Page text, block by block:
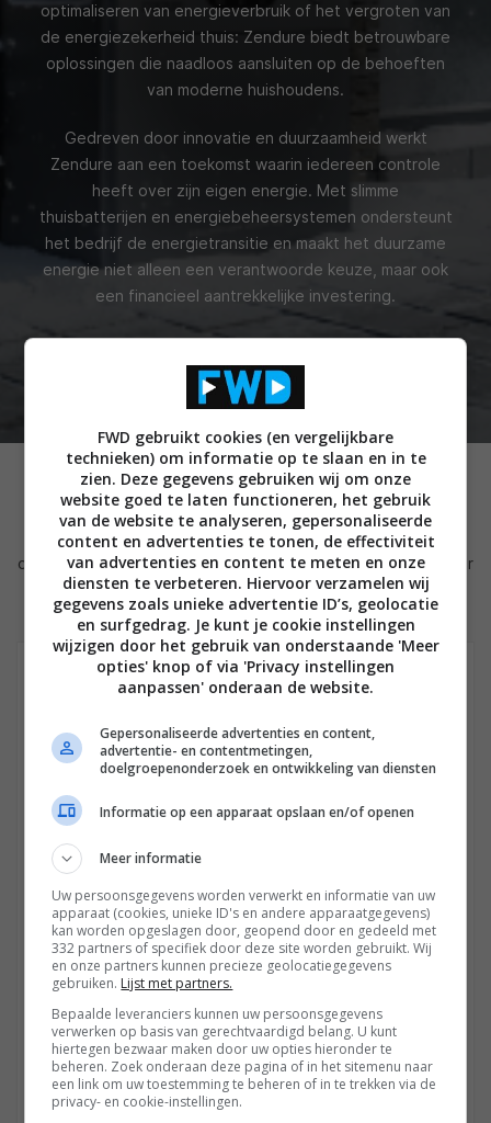
optimaliseren van energieverbruik of het vergroten van
de energiezekerheid thuis: Zendure biedt betrouwbare
oplossingen die naadloos aansluiten op de behoeften
van moderne huishoudens.
Gedreven door innovatie en duurzaamheid werkt
Zendure aan een toekomst waarin iedereen controle
heeft over zijn eigen energie. Met slimme
thuisbatterijen en energiebeheersystemen ondersteunt
het bedrijf de energietransitie en maakt het duurzame
energie niet alleen een verantwoorde keuze, maar ook
een financieel aantrekkelijke investering.
Zendure staat voor meer comfort, meer besparing en
meer energie-onafhankelijkheid – vandaag én in de
toekomst.
Artikelen over en met Zendure
De afgelopen maanden hebben we bij FWD tal van artikelen
over en in samenwerking met Zendure geschreven. Hieronder
vind je een selectie van deze artikelen
NIEUWS SMARTHOME ENERGIE 29 MEI 2026
laagdrempelige thuisbatterij naar
Nederlandse markt
Thuistest review round-up: Zendure
Zendure en MW Energie sluiten alliantie
voor Nederlandse thuisenergiemarkt
NIEUWS SMARTHOME 11 MEI 2026
beheer voor de thuisbatterij en
warmtepomp
NIEUWS SMARTHOME ENERGIE 22 APRIL 2026
Zendure introduceert drie
thuisaccusystemen in SolarFlow Mix-serie
FWD gebruikt cookies (en vergelijkbare
technieken) om informatie op te slaan en in te
zien. Deze gegevens gebruiken wij om onze
website goed te laten functioneren, het gebruik
van de website te analyseren, gepersonaliseerde
content en advertenties te tonen, de effectiviteit
van advertenties en content te meten en onze
diensten te verbeteren. Hiervoor verzamelen wij
gegevens zoals unieke advertentie ID’s, geolocatie
en surfgedrag. Je kunt je cookie instellingen
wijzigen door het gebruik van onderstaande 'Meer
opties' knop of via 'Privacy instellingen
aanpassen' onderaan de website.
Gepersonaliseerde advertenties en content,
advertentie- en contentmetingen,
doelgroepenonderzoek en ontwikkeling van diensten
Informatie op een apparaat opslaan en/of openen
Meer informatie
Uw persoonsgegevens worden verwerkt en informatie van uw
apparaat (cookies, unieke ID's en andere apparaatgegevens)
kan worden opgeslagen door, geopend door en gedeeld met
332 partners of specifiek door deze site worden gebruikt. Wij
en onze partners kunnen precieze geolocatiegegevens
gebruiken. Lijst met partners.
Bepaalde leveranciers kunnen uw persoonsgegevens
verwerken op basis van gerechtvaardigd belang. U kunt
hiertegen bezwaar maken door uw opties hieronder te
beheren. Zoek onderaan deze pagina of in het sitemenu naar
een link om uw toestemming te beheren of in te trekken via de
privacy- en cookie-instellingen.